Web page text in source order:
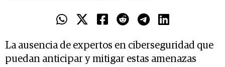
La ausencia de expertos en ciberseguridad que
puedan anticipar y mitigar estas amenazas